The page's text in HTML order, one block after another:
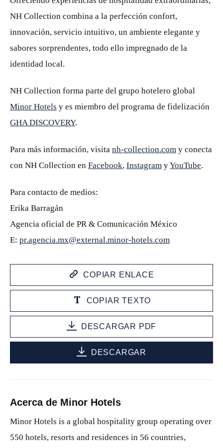
NH Collection combina a la perfección confort,
innovación, servicio intuitivo, un ambiente elegante y
sabores sorprendentes, todo ello impregnado de la
identidad local.
NH Collection forma parte del grupo hotelero global
Minor Hotels y es miembro del programa de fidelización
GHA DISCOVERY.
Para más información, visita nh-collection.com y conecta
con NH Collection en Facebook, Instagram yYouTube.
Para contacto de medios:
Erika Barragán
Agencia oficial de PR & Comunicación México
E: pr.agencia.mx@external.minor-hotels.com
COPIAR ENLACE
COPIAR TEXTO
DESCARGAR PDF
DESCARGAR
Acerca de Minor Hotels
Minor Hotels is a global hospitality group operating over
550 hotels, resorts and residences in 56 countries,